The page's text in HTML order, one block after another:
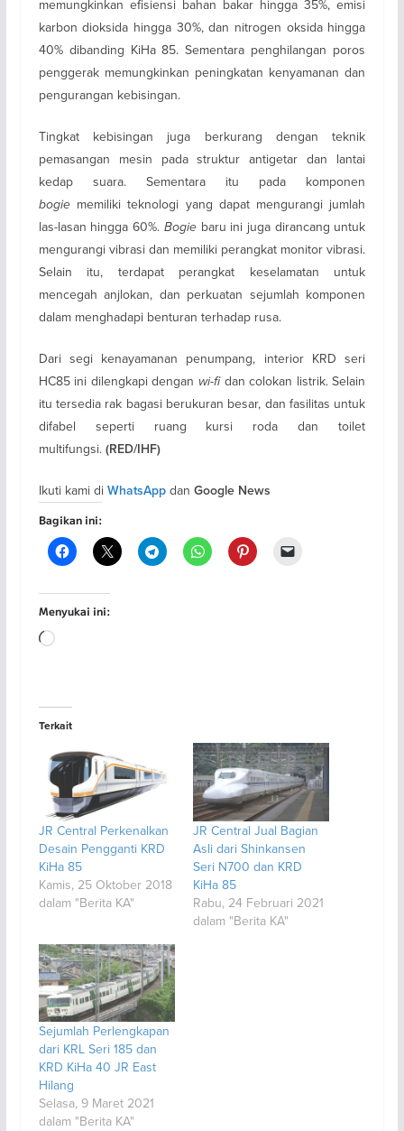
memungkinkan efisiensi bahan bakar hingga 35%, emisi
karbon dioksida hingga 30%, dan nitrogen oksida hingga
40% dibanding KiHa 85. Sementara penghilangan poros
penggerak memungkinkan peningkatan kenyamanan dan
pengurangan kebisingan.
Tingkat kebisingan juga berkurang dengan teknik
pemasangan mesin pada struktur antigetar dan lantai
kedap suara. Sementara itu pada komponen
bogie memiliki teknologi yang dapat mengurangi jumlah
las-lasan hingga 60%. Bogiebaru ini juga dirancang untuk
mengurangi vibrasi dan memiliki perangkat monitor vibrasi.
Selain itu, terdapat perangkat keselamatan untuk
mencegah anjlokan, dan perkuatan sejumlah komponen
dalam menghadapi benturan terhadap rusa.
Dari segi kenayamanan penumpang, interior KRD seri
HC85 ini dilengkapi dengan wi-fidan colokan listrik. Selain
itu tersedia rak bagasi berukuran besar, dan fasilitas untuk
difabel seperti ruang kursi roda dan toilet
multifungsi. (RED/IHF)
Ikuti kami di WhatsAppdan Google News
Bagikan ini:
Menyukai ini:
Memuat...
Terkait
JR Central Perkenalkan
Desain Pengganti KRD
KiHa 85
Kamis, 25 Oktober 2018
dalam "Berita KA"
JR Central Jual Bagian
Asli dari Shinkansen
Seri N700 dan KRD
KiHa 85
Rabu, 24 Februari 2021
dalam "Berita KA"
Sejumlah Perlengkapan
dari KRL Seri 185 dan
KRD KiHa 40 JR East
Hilang
Selasa, 9 Maret 2021
dalam "Berita KA"